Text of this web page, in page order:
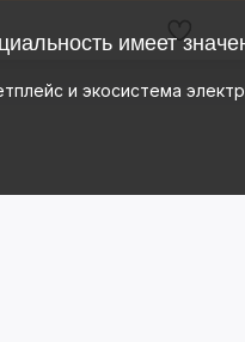
имеет
и экосистема